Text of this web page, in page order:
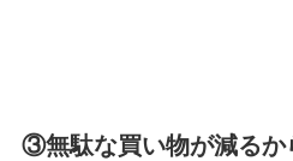
③無駄な買い物が減るか